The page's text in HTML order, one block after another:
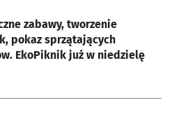
zabawy, tworzenie
pokaz sprzątających
EkoPiknik już w niedzielę